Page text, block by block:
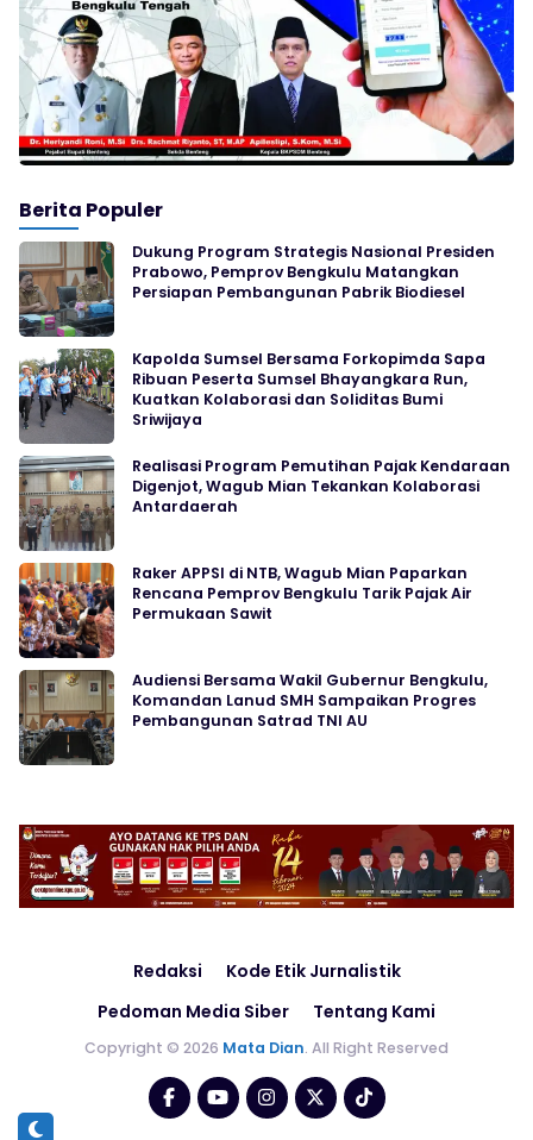
Berita Populer
Dukung Program Strategis Nasional Presiden
Prabowo, Pemprov Bengkulu Matangkan
Persiapan Pembangunan Pabrik Biodiesel
Kapolda Sumsel Bersama Forkopimda Sapa
Ribuan Peserta Sumsel Bhayangkara Run,
Kuatkan Kolaborasi dan Soliditas Bumi
Sriwijaya
Realisasi Program Pemutihan Pajak Kendaraan
Digenjot, Wagub Mian Tekankan Kolaborasi
Antardaerah
Raker APPSI di NTB, Wagub Mian Paparkan
Rencana Pemprov Bengkulu Tarik Pajak Air
Permukaan Sawit
Audiensi Bersama Wakil Gubernur Bengkulu,
Komandan Lanud SMH Sampaikan Progres
Pembangunan Satrad TNI AU
Redaksi
Kode Etik Jurnalistik
Pedoman Media Siber
Tentang Kami
Copyright © 2026 Mata Dian. All Right Reserved